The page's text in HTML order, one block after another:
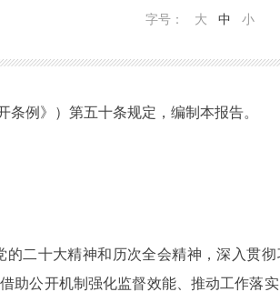
字号： 大 中 小
例》）第五十条规定，编制本报告。
十大精神和历次全会精神，深入贯彻
助公开机制强化监督效能、推动工作落